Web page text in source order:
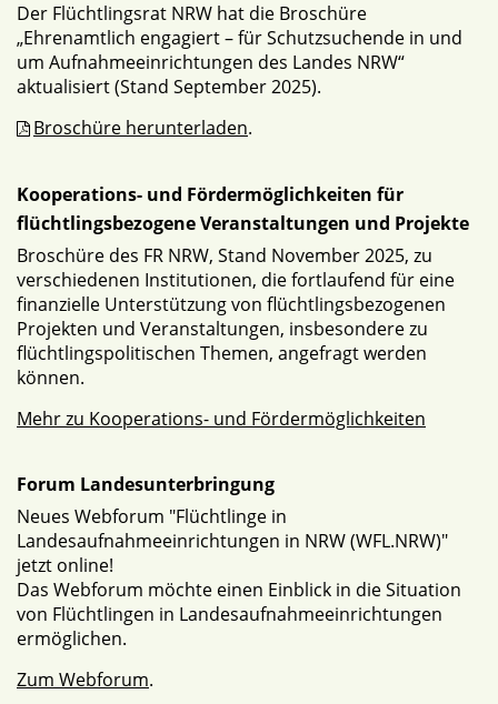
Der Flüchtlingsrat NRW hat die Broschüre
„Ehrenamtlich engagiert – für Schutzsuchende in und
um Aufnahmeeinrichtungen des Landes NRW“
aktualisiert (Stand September 2025).
Broschüre herunterladen.
Kooperations- und Fördermöglichkeiten für
flüchtlingsbezogene Veranstaltungen und Projekte
Broschüre des FR NRW, Stand November 2025, zu
verschiedenen Institutionen, die fortlaufend für eine
finanzielle Unterstützung von flüchtlingsbezogenen
Projekten und Veranstaltungen, insbesondere zu
flüchtlingspolitischen Themen, angefragt werden
können.
Mehr zu Kooperations- und Fördermöglichkeiten
Forum Landesunterbringung
Neues Webforum "Flüchtlinge in
Landesaufnahmeeinrichtungen in NRW (WFL.NRW)"
jetzt online!
Das Webforum möchte einen Einblick in die Situation
von Flüchtlingen in Landesaufnahmeeinrichtungen
ermöglichen.
Zum Webforum.